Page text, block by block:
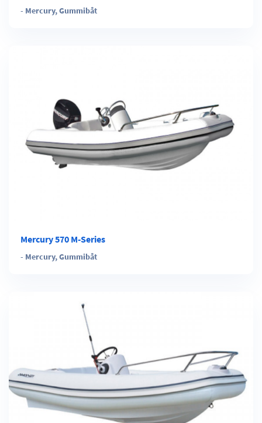
- Mercury,Gummibåt
Mercury 570 M-Series
- Mercury,Gummibåt